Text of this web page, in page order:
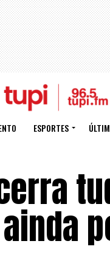
ESPORTES